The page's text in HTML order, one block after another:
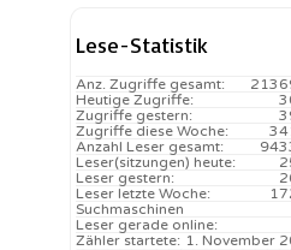
Lese-Statistik
Anz. Zugriffe gesamt:
Heutige Zugriffe:
Zugriffe gestern:
Zugriffe diese Woche:
Anzahl Leser gesamt:
Leser(sitzungen) heute:
Leser gestern:
Leser letzte Woche:
Suchmaschinen
Leser gerade online:
1. November
Zähler startete: